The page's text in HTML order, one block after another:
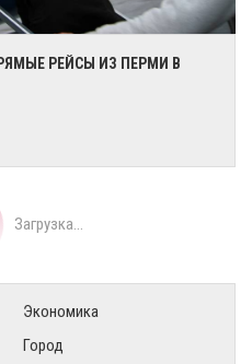
РЕЙСЫ ИЗ ПЕРМИ В
Загрузка...
Экономика
Город